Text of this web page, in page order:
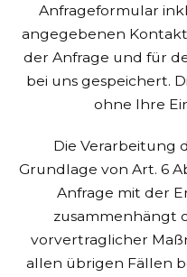
Anfrageformular
angegebenen
der Anfrage und für
bei uns gespeichert.
ohne Ihre
Die Verarbeitung
Grundlage von Art. 6
Anfrage mit der
zusammenhängt
vorvertraglicher
allen übrigen Fällen